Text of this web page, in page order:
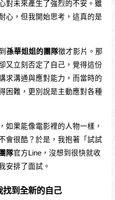
對未來產生了強烈的不安。雖
心，但我開始思考，這真的是
孫華姐姐的團隊徵才影片。那
又立刻否定了自己，覺得這份
求溝通與應對能力，而當時的
困難，更別說是主動應對各種
如果能像電影裡的人物一樣，
會很酷？於是，我抱著「試試
隊官方Line，沒想到很快就收
安排了面試。
到全新的自己